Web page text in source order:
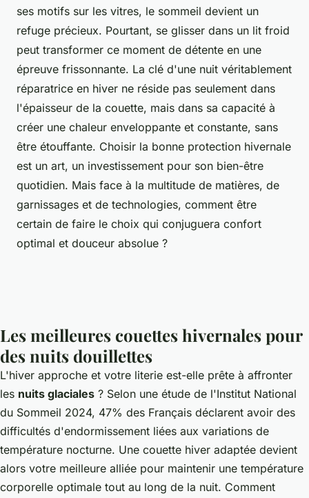
ses motifs sur les vitres, le sommeil devient un
refuge précieux. Pourtant, se glisser dans un lit froid
peut transformer ce moment de détente en une
épreuve frissonnante. La clé d'une nuit véritablement
réparatrice en hiver ne réside pas seulement dans
l'épaisseur de la couette, mais dans sa capacité à
créer une chaleur enveloppante et constante, sans
être étouffante. Choisir la bonne protection hivernale
est un art, un investissement pour son bien-être
quotidien. Mais face à la multitude de matières, de
garnissages et de technologies, comment être
certain de faire le choix qui conjuguera confort
optimal et douceur absolue ?
Les meilleures couettes hivernales pour
des nuits douillettes
L'hiver approche et votre literie est-elle prête à affronter
les nuits glaciales ? Selon une étude de l'Institut National
du Sommeil 2024, 47% des Français déclarent avoir des
difficultés d'endormissement liées aux variations de
température nocturne. Une couette hiver adaptée devient
alors votre meilleure alliée pour maintenir une température
corporelle optimale tout au long de la nuit. Comment